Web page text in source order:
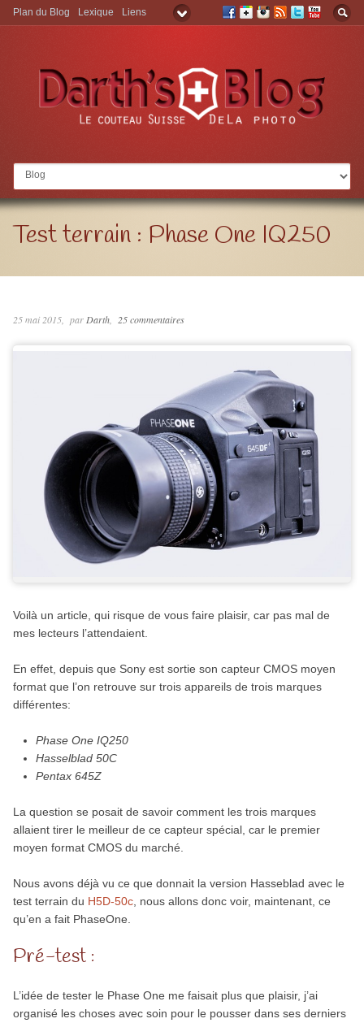
Aller à:
Plan du Blog Lexique Liens
Test terrain : Phase One IQ250
25 mai 2015 parDarth 25 commentaires
Voilà un article, qui risque de vous faire plaisir, car pas mal de
mes lecteurs l’attendaient.
En effet, depuis que Sony est sortie son capteur CMOS moyen
format que l’on retrouve sur trois appareils de trois marques
différentes:
Phase One IQ250
Hasselblad 50C
Pentax 645Z
La question se posait de savoir comment les trois marques
allaient tirer le meilleur de ce capteur spécial, car le premier
moyen format CMOS du marché.
Nous avons déjà vu ce que donnait la version Hasseblad avec le
test terrain du H5D-50c, nous allons donc voir, maintenant, ce
qu’en a fait PhaseOne.
Pré-test :
L’idée de tester le Phase One me faisait plus que plaisir, j’ai
organisé les choses avec soin pour le pousser dans ses derniers